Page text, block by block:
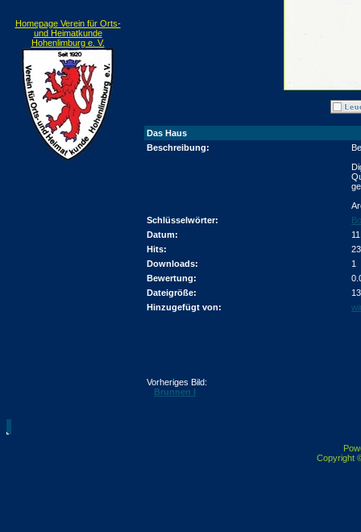
Homepage Verein für Orts-
und Heimatkunde
Hohenlimburg e. V.
Das Haus
Beschreibung:
Schlüsselwörter:
Datum:
Hits:
Downloads:
1
Bewertung:
Dateigröße:
Hinzugefügt von:
Vorheriges Bild:
Brunnen I
Copyright